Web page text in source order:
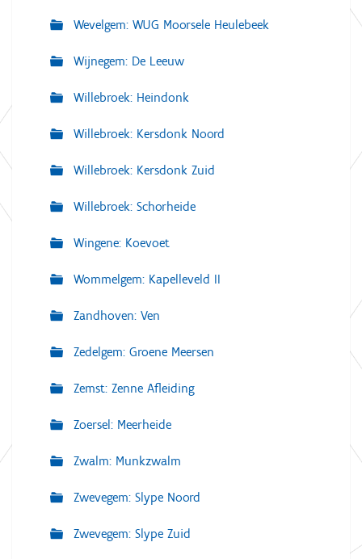
Wevelgem: WUG Moorsele Heulebeek
Wijnegem: De Leeuw
Willebroek: Heindonk
Willebroek: Kersdonk Noord
Willebroek: Kersdonk Zuid
Willebroek: Schorheide
Wingene: Koevoet
Wommelgem: Kapelleveld II
Zandhoven: Ven
Zedelgem: Groene Meersen
Zemst: Zenne Afleiding
Zoersel: Meerheide
Zwalm: Munkzwalm
Zwevegem: Slype Noord
Zwevegem: Slype Zuid